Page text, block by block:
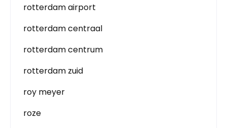
rotterdam airport
rotterdam centraal
rotterdam centrum
rotterdam zuid
roy meyer
roze